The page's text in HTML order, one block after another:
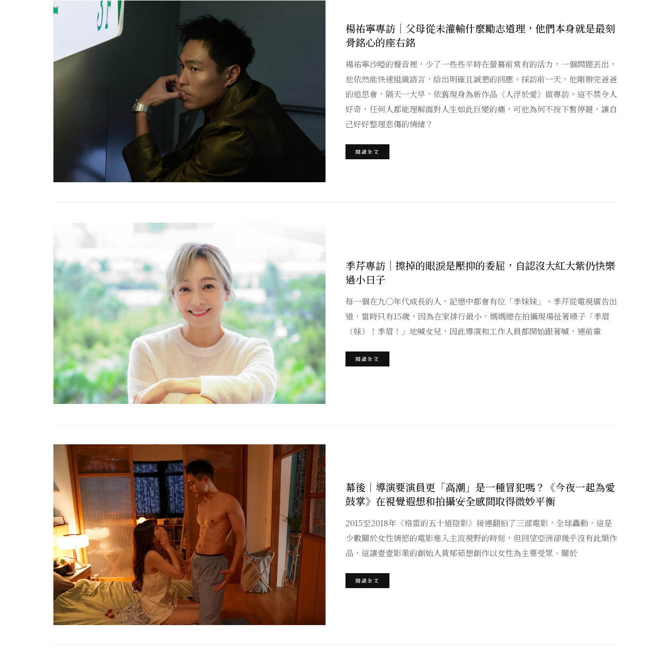
楊祐寧專訪｜父母從未灌輸什麼勵志道理，他們本身就是最刻
骨銘心的座右銘
楊祐寧沙啞的聲音裡，少了一些些平時在螢幕前常有的活力，一個問題丟出，
他依然能快速組織語言，給出明確且誠懇的回應。採訪前一天，他剛辦完爸爸
的追思會，隔天一大早，依舊現身為新作品《人浮於愛》做專訪。這不禁令人
好奇，任何人都能理解面對人生如此巨變的痛，可他為何不按下暫停鍵，讓自
己好好整理悲傷的情緒？
閱讀全文
季芹專訪｜擦掉的眼淚是壓抑的委屈，自認沒大紅大紫仍快樂
過小日子
每一個在九〇年代成長的人，記憶中都會有位「季妹妹」。季芹從電視廣告出
道，當時只有15歲，因為在家排行最小，媽媽總在拍攝現場扯著嗓子「季眉
（妹）！季眉！」地喊女兒，因此導演和工作人員都開始跟著喊，連前輩
閱讀全文
幕後｜導演要演員更「高潮」是一種冒犯嗎？《今夜一起為愛
鼓掌》在視覺遐想和拍攝安全感間取得微妙平衡
2015至2018年《格雷的五十道陰影》接連翻拍了三部電影，全球轟動，這是
少數關於女性情慾的電影進入主流視野的時刻，但回望亞洲卻幾乎沒有此類作
品，這讓壹壹影業的創始人黃郁茹想創作以女性為主要受眾、關於
閱讀全文